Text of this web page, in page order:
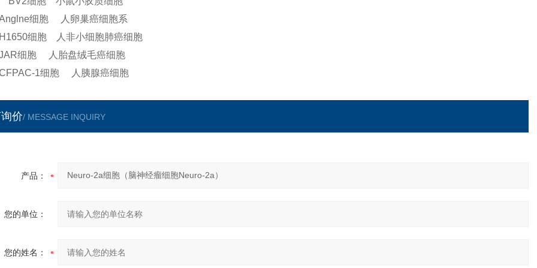
细胞 人卵巢癌细胞系
细胞 人非小细胞肺癌细胞
细胞 人胎盘绒毛癌细胞
1细胞 人胰腺癌细胞
价/ MESSAGE INQUIRY
产品：
您的单位：
您的姓名：